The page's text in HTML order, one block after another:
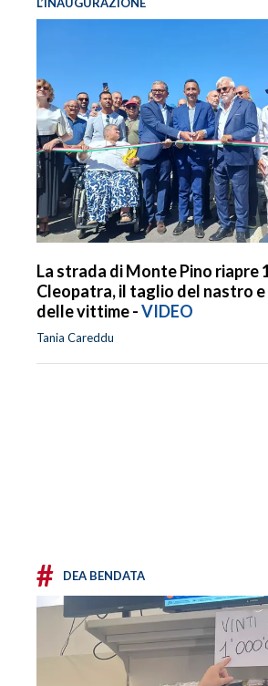
La strada di Monte Pino riapre
Cleopatra, il taglio del nastro
delle vittime -VIDEO
Tania Careddu
# DEA BENDATA